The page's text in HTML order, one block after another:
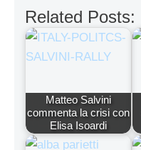
Related Posts:
Matteo Salvini
commenta la crisi con
Elisa Isoardi